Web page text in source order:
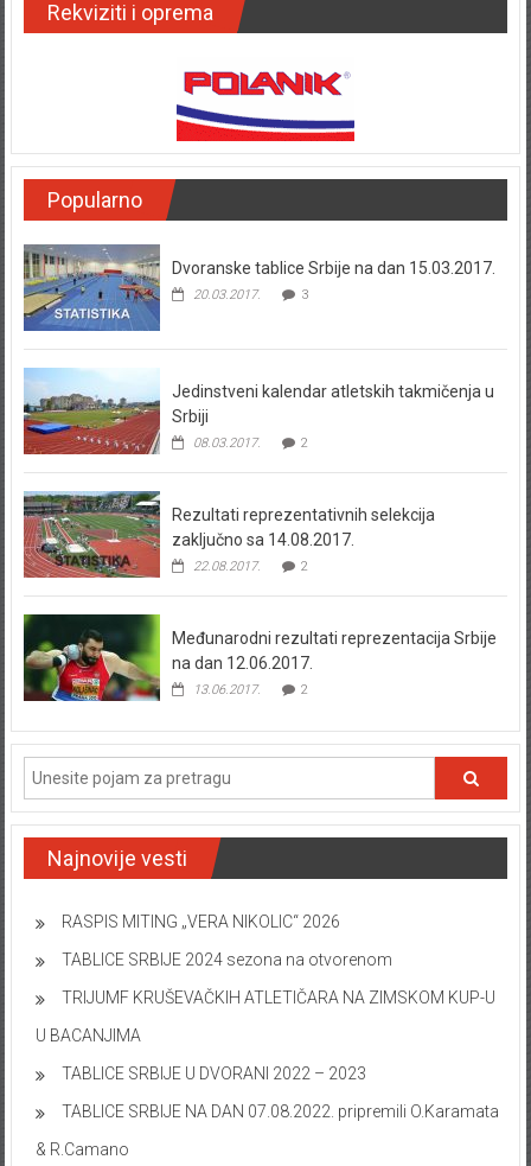
Rekviziti i oprema
Popularno
Dvoranske tablice Srbije na dan 15.03.2017.
20.03.2017. 3
Jedinstveni kalendar atletskih takmičenja u
Srbiji
08.03.2017. 2
Rezultati reprezentativnih selekcija
zaključno sa 14.08.2017.
22.08.2017. 2
Međunarodni rezultati reprezentacija Srbije
na dan 12.06.2017.
13.06.2017. 2
Najnovije vesti
RASPIS MITING „VERA NIKOLIC“ 2026
TABLICE SRBIJE 2024 sezona na otvorenom
TRIJUMF KRUŠEVAČKIH ATLETIČARA NA ZIMSKOM KUP-U
U BACANJIMA
TABLICE SRBIJE U DVORANI 2022 – 2023
TABLICE SRBIJE NA DAN 07.08.2022. pripremili O.Karamata
& R.Camano